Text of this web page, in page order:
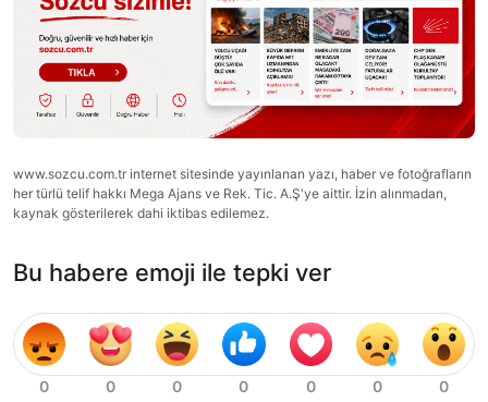
www.sozcu.com.tr internet sitesinde yayınlanan yazı, haber ve fotoğrafların
her türlü telif hakkı Mega Ajans ve Rek. Tic. A.Ş'ye aittir. İzin alınmadan,
kaynak gösterilerek dahi iktibas edilemez.
Bu habere emoji ile tepki ver